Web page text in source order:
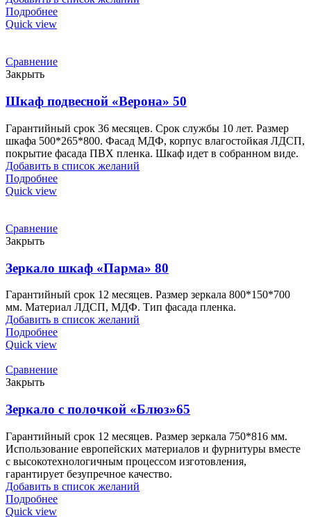
Подробнее
Quick view
Сравнение
Закрыть
Шкаф подвесной «Верона» 50
Гарантийный срок 36 месяцев. Срок службы 10 лет. Размер
шкафа 500*265*800. Фасад МДФ, корпус влагостойкая ЛДСП,
покрытие фасада ПВХ пленка. Шкаф идет в собранном виде.
Добавить в список желаний
Подробнее
Quick view
Сравнение
Закрыть
Зеркало шкаф «Парма» 80
Гарантийный срок 12 месяцев. Размер зеркала 800*150*700
мм. Материал ЛДСП, МДФ. Тип фасада пленка.
Добавить в список желаний
Подробнее
Quick view
Сравнение
Закрыть
Зеркало с полочкой «Блюз»65
Гарантийный срок 12 месяцев. Размер зеркала 750*816 мм.
Использование европейских материалов и фурнитуры вместе
с высокотехнологичным процессом изготовления,
гарантирует безупречное качество.
Добавить в список желаний
Подробнее
Quick view